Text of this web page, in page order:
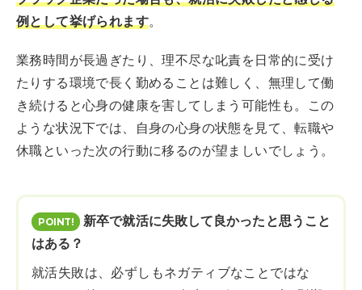
例として挙げられます。
業務時間が長過ぎたり、理不尽な叱責を日常的に受け
たりする環境で長く勤めることは難しく、無理して働
き続けると心身の健康を害してしまう可能性も。この
ような状況下では、自身の心身の状態を見て、転職や
休職といった次の行動に移るのが望ましいでしょう。
新卒で就活に失敗して良かったと思うこと
はある？
就活失敗は、必ずしもネガティブなことではな